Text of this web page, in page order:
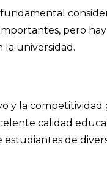
pero
la universidad.
y la
calidad
estudiantes de